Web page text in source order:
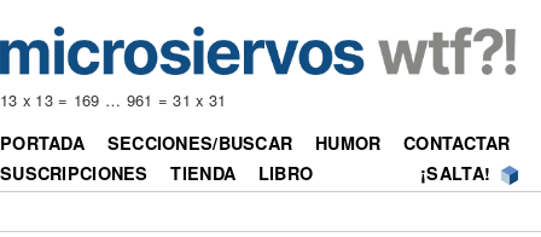
13 x 13 = 169 … 961 = 31 x 31
PORTADA SECCIONES/BUSCAR HUMOR
CONTACTAR
SUSCRIPCIONES
TIENDA LIBRO ¡SALTA!